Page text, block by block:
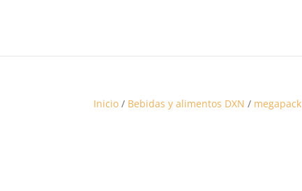
Inicio / Bebidas y alimentos DXN / megapack